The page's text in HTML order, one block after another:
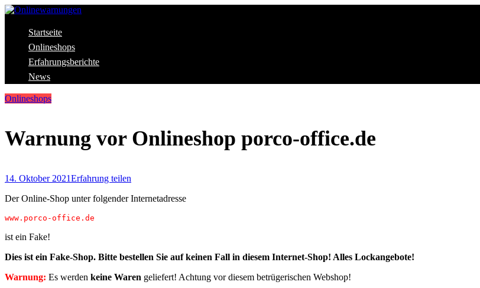
Skip
content
Onlinewarnungen
Aktuelle Warnungen vor Gefahren im Internet
Startseite
Onlineshops
Erfahrungsberichte
News
Onlineshops
Warnung vor Onlineshop porco-office.de
14. Oktober 2021Erfahrung teilen
Der Online-Shop unter folgender Internetadresse
www.porco-office.de
ist ein Fake!
Dies ist ein Fake-Shop. Bitte bestellen Sie auf keinen Fall in diesem Internet-Shop! Alles Lockangebote!
Warnung: Es werden keine Waren geliefert! Achtung vor diesem betrügerischen Webshop!